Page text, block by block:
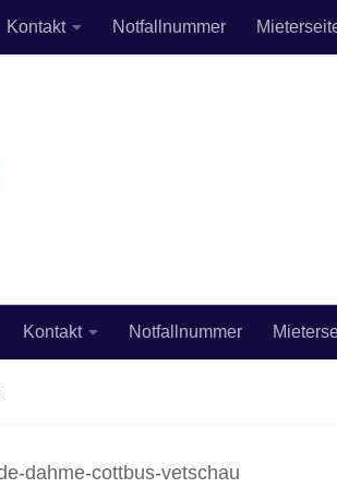
Kontakt Notfallnummer
Kontakt Notfallnummer